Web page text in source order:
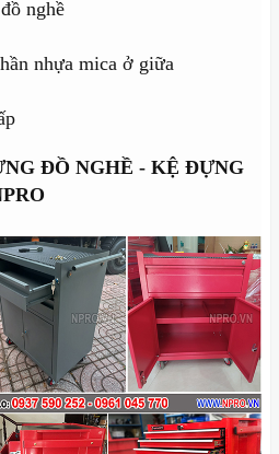
nghề
nhựa mica ở giữa
ĐỒ NGHỀ - KỆ ĐỰNG